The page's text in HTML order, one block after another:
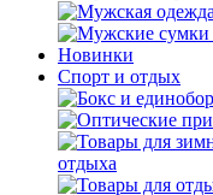
Новинки
Спорт и отдых
отдыха